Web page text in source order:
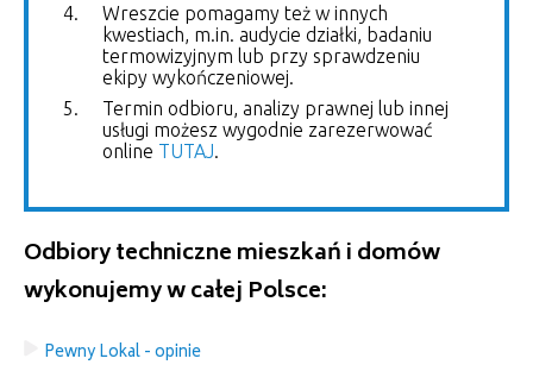
Wreszcie pomagamy też w innych
kwestiach, m.in. audycie działki, badaniu
termowizyjnym lub przy sprawdzeniu
ekipy wykończeniowej.
Termin odbioru, analizy prawnej lub innej
usługi możesz wygodnie zarezerwować
online TUTAJ
Odbiory techniczne mieszkań i domów
wykonujemy w całej Polsce:
Pewny Lokal - opinie